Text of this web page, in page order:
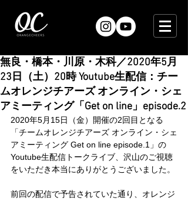
無良・橋本・川原・木科／2020年5月
23日（土）20時 Youtube生配信：チー
ムオレンジチアーズ オンライン・シェ
アミーティング「Get on line」episode.2
2020年5月15日（金）開催の2回目となる
「チームオレンジチアーズ オンライン・シェ
アミーティング Get on line episode.1」の
Youtube生配信トークライブ、沢山のご視聴
をいただき本当にありがとうございました。
前回の配信で予告されていた通り、オレンジ